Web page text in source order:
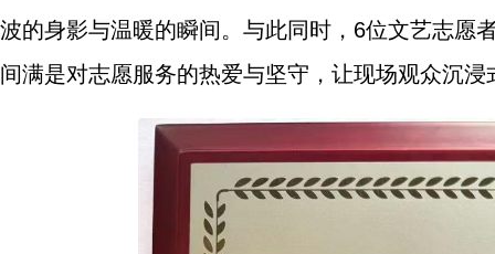
波的身影与温暖的瞬间。与此同时，6位文艺志愿
间满是对志愿服务的热爱与坚守，让现场观众沉